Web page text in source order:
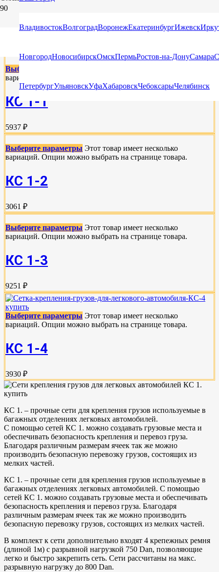
ВладивостокВолгоградВоронежЕкатеринбургИжевск
НовгородНовосибирскОмскПермьРостов-на-ДонуСамара
ПетербургУльяновскУфаХабаровскЧебоксарыЧелябинск
СЕТИ КРЕПЛЕНИЯ ГРУЗОВ ДЛЯ ЛЕГКОВЫХ
Выберите параметры
вариаций. Опции можно выбрать на странице товара.
КС 1-1
5937 ₽
Выберите параметры Этот товар имеет несколько
вариаций. Опции можно выбрать на странице товара.
КС 1-2
3061 ₽
Выберите параметры Этот товар имеет несколько
вариаций. Опции можно выбрать на странице товара.
КС 1-3
9251 ₽
Выберите параметры Этот товар имеет несколько
вариаций. Опции можно выбрать на странице товара.
КС 1-4
3930 ₽
КС 1. – прочные сети для крепления грузов используемые в
багажных отделениях легковых автомобилей.
С помощью сетей КС 1. можно создавать грузовые места и
обеспечивать безопасность крепления и перевоз груза.
Благодаря различным размерам ячеек так же можно
производить безопасную перевозку грузов, состоящих из
мелких частей.
КС 1. – прочные сети для крепления грузов используемые в
багажных отделениях легковых автомобилей. С помощью
сетей КС 1. можно создавать грузовые места и обеспечивать
безопасность крепления и перевоз груза. Благодаря
различным размерам ячеек так же можно производить
безопасную перевозку грузов, состоящих из мелких частей.
В комплект к сети дополнительно входят 4 крепежных ремня
(длиной 1м) с разрывной нагрузкой 750 Dan, позволяющие
легко и быстро закрепить сеть. Сети рассчитаны на макс.
разрывную нагрузку до 800 Dan.